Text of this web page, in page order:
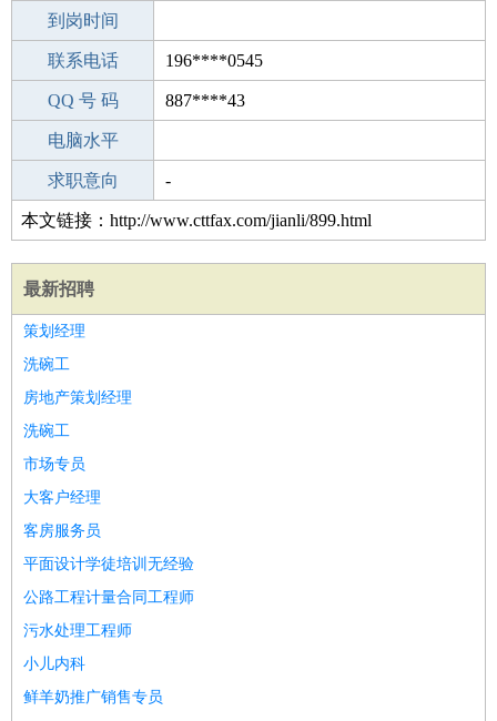
驾 照
到岗时间
期望月薪
联系电话 196****0545
手机号码 196****0545
QQ 号 码 887****43
微信号码
电脑水平
外语水平
求职意向 -
本文链接：http://www.cttfax.com/jianli/899.html
最新招聘
策划经理
洗碗工
房地产策划经理
洗碗工
市场专员
大客户经理
客房服务员
平面设计学徒培训无经验
公路工程计量合同工程师
污水处理工程师
小儿内科
鲜羊奶推广销售专员